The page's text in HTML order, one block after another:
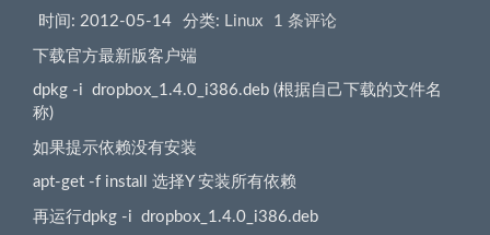
时间: 2012-05-14 分类: Linux 1 条评论
下载官方最新版客户端
dpkg -i dropbox_1.4.0_i386.deb (根据自己下载的文件名
称)
如果提示依赖没有安装
apt-get -f install 选择Y 安装所有依赖
再运行dpkg -i dropbox_1.4.0_i386.deb